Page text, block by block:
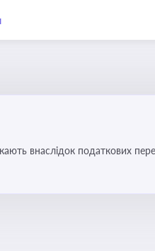
внаслідок податкових